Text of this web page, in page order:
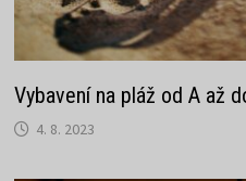
Vybavení na pláž od A až
4. 8. 2023